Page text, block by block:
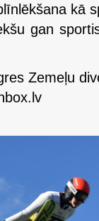
kā
gan
Zemeļu